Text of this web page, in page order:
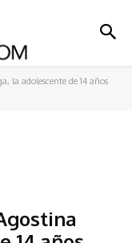
la adolescente de 14 años